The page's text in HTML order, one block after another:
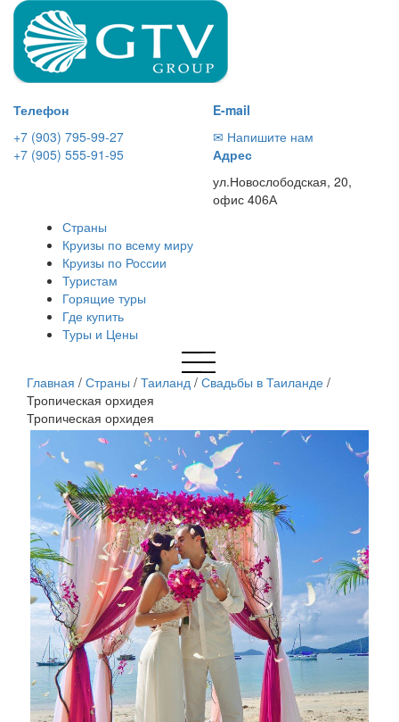
Телефон
+7 (903) 795-99-27
+7 (905) 555-91-95
E-mail
✉ Напишите нам
Адрес
ул.Новослободская, 20,
офис 406А
Страны
Круизы по всему миру
Круизы по России
Туристам
Горящие туры
Где купить
Туры и Цены
Главная / Страны / Таиланд / Свадьбы в Таиланде /
Тропическая орхидея
Тропическая орхидея